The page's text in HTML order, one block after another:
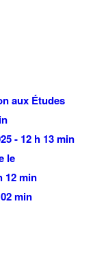
aux Études
- 12 h 13 min
le
12 min
min